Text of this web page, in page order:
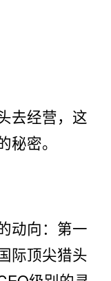
去经营，这
密。
动向：第一
际顶尖猎头